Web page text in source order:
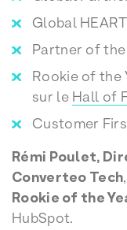
Global
Partner of the
Rookie of the
sur le Hall of
Customer
Rémi Poulet,
Converteo Tech
Rookie of the
HubSpot.